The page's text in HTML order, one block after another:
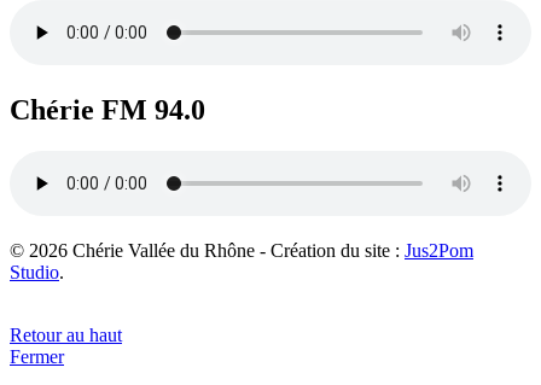
Chérie FM 94.0
© 2026 Chérie Vallée du Rhône - Création du site : Jus2Pom
Studio.
Retour au haut
Fermer